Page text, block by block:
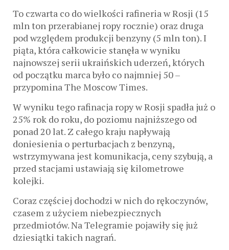
To czwarta co do wielkości rafineria w Rosji (15
mln ton przerabianej ropy rocznie) oraz druga
pod względem produkcji benzyny (5 mln ton). I
piąta, która całkowicie stanęła w wyniku
najnowszej serii ukraińskich uderzeń, których
od początku marca było co najmniej 50 –
przypomina The Moscow Times.
W wyniku tego rafinacja ropy w Rosji spadła już o
25% rok do roku, do poziomu najniższego od
ponad 20 lat. Z całego kraju napływają
doniesienia o perturbacjach z benzyną,
wstrzymywana jest komunikacja, ceny szybują, a
przed stacjami ustawiają się kilometrowe
kolejki.
Coraz częściej dochodzi w nich do rękoczynów,
czasem z użyciem niebezpiecznych
przedmiotów. Na Telegramie pojawiły się już
dziesiątki takich nagrań.